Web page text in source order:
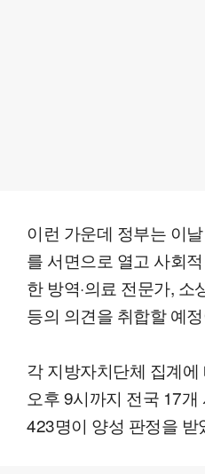
이런 가운데 정부는 이
를 서면으로 열고 사회
한 방역·의료 전문가, 소
등의 의견을 취합할 예
각 지방자치단체 집계
오후 9시까지 전국 17
423명이 양성 판정을 받